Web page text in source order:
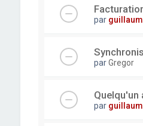
par
parGregor
par